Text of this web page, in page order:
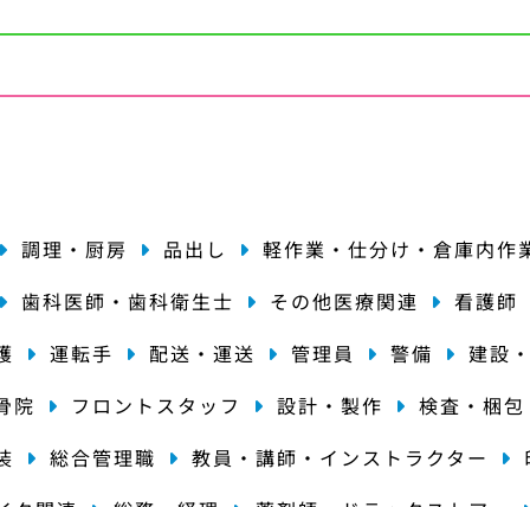
調理・厨房 品出し
軽作業・仕分け・倉庫内作
歯科医師・歯科衛生士
その他医療関連
看護師
運転手 配送・運送 管理員 警備
建設
院
フロントスタッフ 設計・製作
検査・梱包
総合管理職 教員・講師・インストラクター